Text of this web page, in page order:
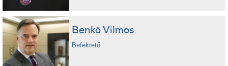
Benkő Vilmos
Befektető